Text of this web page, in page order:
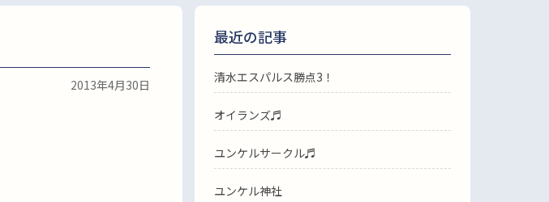
2013年4月30日
最近の記事
清水エスパルス勝点3！
オイランズ♬
ユンケルサークル♬
ユンケル神社